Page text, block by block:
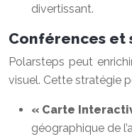
divertissant.
Conférences et
Polarsteps peut
visuel. Cette stratégie
« Carte
géographique de